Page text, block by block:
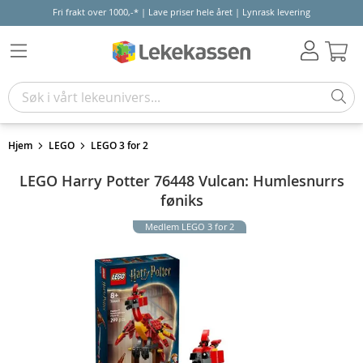
Fri frakt over 1000,-* | Lave priser hele året | Lynrask levering
Hjem LEGO LEGO 3 for 2
LEGO Harry Potter 76448 Vulcan: Humlesnurrs
føniks
Medlem LEGO 3 for 2